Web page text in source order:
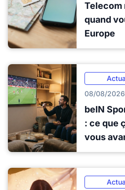
Telecom
quand
Europe
08/08/2026
beIN
: ce que
vous